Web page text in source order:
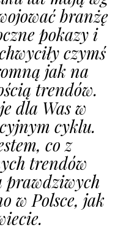
branżę
pokazy i
czymś
jak na
trendów.
dla Was w
cyklu.
co z
trendów
prawdziwych
w Polsce, jak